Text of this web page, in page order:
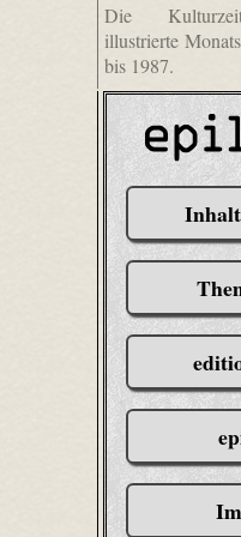
Die
illustrierte
bis 1987.